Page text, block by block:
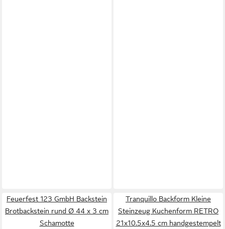
Feuerfest 123 GmbH Backstein
Brotbackstein rund Ø 44 x 3 cm
Schamotte
Tranquillo Backform Kleine
Steinzeug Kuchenform RETRO
21x10.5x4.5 cm handgestempelt